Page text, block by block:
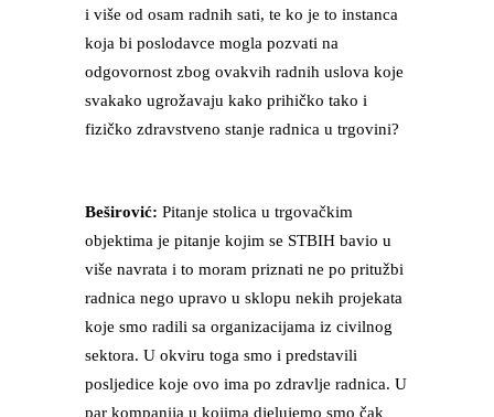
i više od osam radnih sati, te ko je to instanca
koja bi poslodavce mogla pozvati na
odgovornost zbog ovakvih radnih uslova koje
svakako ugrožavaju kako prihičko tako i
fizičko zdravstveno stanje radnica u trgovini?
Beširović: Pitanje stolica u trgovačkim
objektima je pitanje kojim se STBIH bavio u
više navrata i to moram priznati ne po pritužbi
radnica nego upravo u sklopu nekih projekata
koje smo radili sa organizacijama iz civilnog
sektora. U okviru toga smo i predstavili
posljedice koje ovo ima po zdravlje radnica. U
par kompanija u kojima djelujemo smo čak